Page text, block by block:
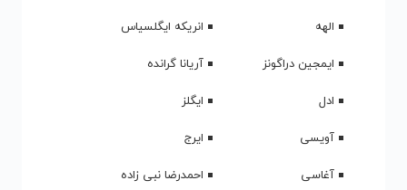
الهه
انریکه ایگلسیاس
ایمجین دراگونز
آریانا گرانده
ادل
ایگلز
آویسی
ایرج
آغاسی
احمدرضا نبی زاده